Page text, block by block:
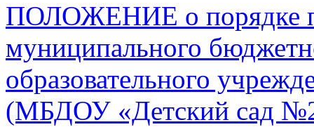
ПОЛОЖЕНИЕ о порядке
муниципального
образовательного
(МБДОУ «Детский сад